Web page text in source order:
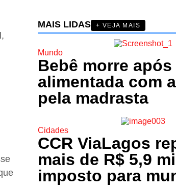
MAIS LIDAS + VEJA MAIS
Mundo
Bebê morre após
alimentada com
pela madrasta
Cidades
CCR ViaLagos
mais de R$ 5,9
imposto para